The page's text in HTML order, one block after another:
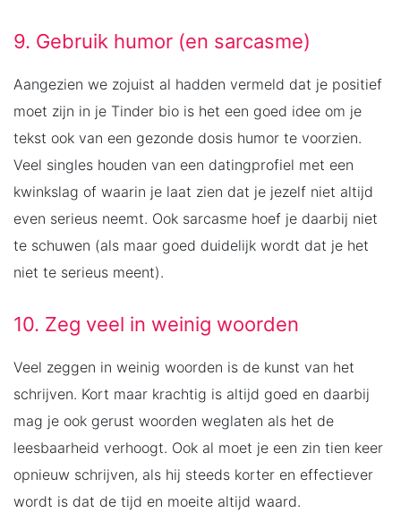
9. Gebruik humor (en sarcasme)
Aangezien we zojuist al hadden vermeld dat je positief
moet zijn in je Tinder bio is het een goed idee om je
tekst ook van een gezonde dosis humor te voorzien.
Veel singles houden van een datingprofiel met een
kwinkslag of waarin je laat zien dat je jezelf niet altijd
even serieus neemt. Ook sarcasme hoef je daarbij niet
te schuwen (als maar goed duidelijk wordt dat je het
niet te serieus meent).
10. Zeg veel in weinig woorden
Veel zeggen in weinig woorden is de kunst van het
schrijven. Kort maar krachtig is altijd goed en daarbij
mag je ook gerust woorden weglaten als het de
leesbaarheid verhoogt. Ook al moet je een zin tien keer
opnieuw schrijven, als hij steeds korter en effectiever
wordt is dat de tijd en moeite altijd waard.